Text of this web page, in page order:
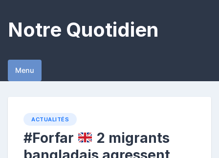
content
Notre Quotidien
Menu
ACTUALITÉS
#Forfar
2 migrants